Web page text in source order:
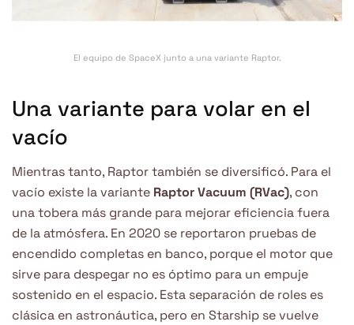
El equipo de SpaceX junto a una variante Raptor.
Una variante para volar en el
vacío
Mientras tanto, Raptor también se diversificó. Para el
vacío existe la variante Raptor Vacuum (RVac), con
una tobera más grande para mejorar eficiencia fuera
de la atmósfera. En 2020 se reportaron pruebas de
encendido completas en banco, porque el motor que
sirve para despegar no es óptimo para un empuje
sostenido en el espacio. Esta separación de roles es
clásica en astronáutica, pero en Starship se vuelve